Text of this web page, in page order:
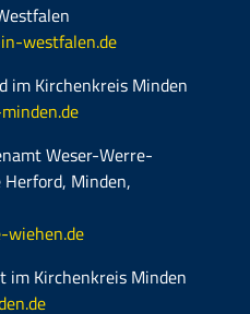
westfalen.de
im Kirchenkreis Minden
Weser-Werre-
Minden,
im Kirchenkreis Minden